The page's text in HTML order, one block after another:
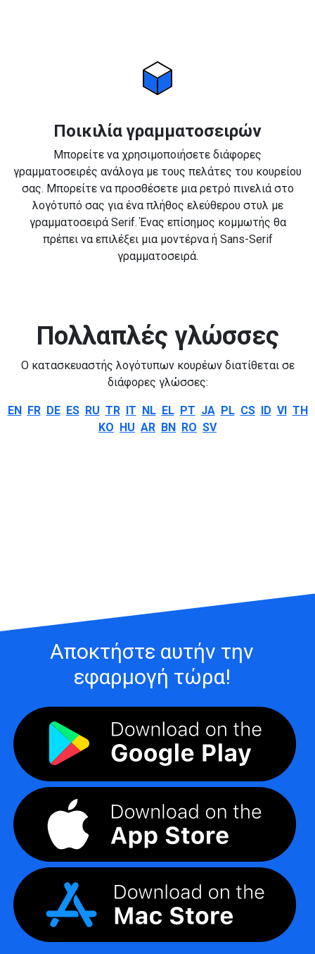
Ποικιλία γραμματοσειρών
Μπορείτε να χρησιμοποιήσετε διάφορες
γραμματοσειρές ανάλογα με τους πελάτες του κουρείου
σας. Μπορείτε να προσθέσετε μια ρετρό πινελιά στο
λογότυπό σας για ένα πλήθος ελεύθερου στυλ με
γραμματοσειρά Serif. Ένας επίσημος κομμωτής θα
πρέπει να επιλέξει μια μοντέρνα ή Sans-Serif
γραμματοσειρά.
Πολλαπλές γλώσσες
Ο κατασκευαστής λογότυπων κουρέων διατίθεται σε
διάφορες γλώσσες:
EN FR DE ES RU TR IT NL EL PT JA PL CS ID VI TH
KO HU AR BN RO SV
Αποκτήστε αυτήν την
εφαρμογή τώρα!